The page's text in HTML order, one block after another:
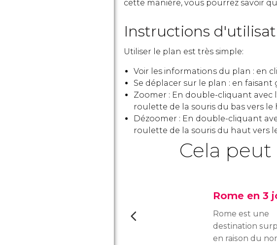
cette manière, vous pourrez savoir
Instructions
Utiliser le plan est très simple:
Voir les informations du plan : en
Se déplacer sur le plan : en faisant
Zoomer : En double-cliquant
roulette de la souris du bas vers le
Dézoomer : En double-cliquant
roulette de la souris du haut vers
Cela peut
Rome en 3
Rome est une
destination
en raison du